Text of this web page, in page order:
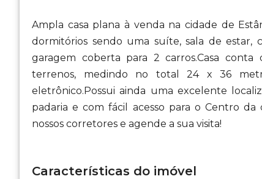
Ampla casa plana à venda na cidade de
dormitórios sendo uma suíte, sala de estar,
garagem coberta para 2 carros.Casa
terrenos, medindo no total 24 x 36
eletrônico.Possui ainda uma excelente
padaria e com fácil acesso para o Centro
nossos corretores e agende a sua visita!
Características do imóvel